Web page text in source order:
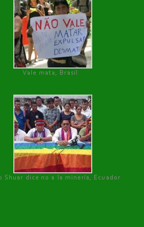
Vale mata, Brasil
Shuar dice no a la minería, Ecuador